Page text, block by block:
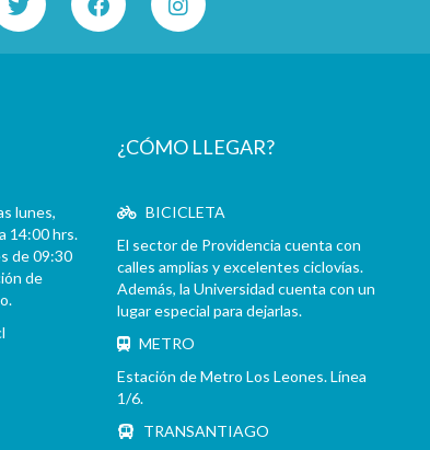
lunes,
14:00 hrs.
de 09:30
de
¿CÓMO LLEGAR?
BICICLETA
El sector de Providencia cuenta con
calles amplias y excelentes ciclovías.
Además, la Universidad cuenta con un
lugar especial para dejarlas.
METRO
Estación de Metro Los Leones. Línea
1/6.
TRANSANTIAGO